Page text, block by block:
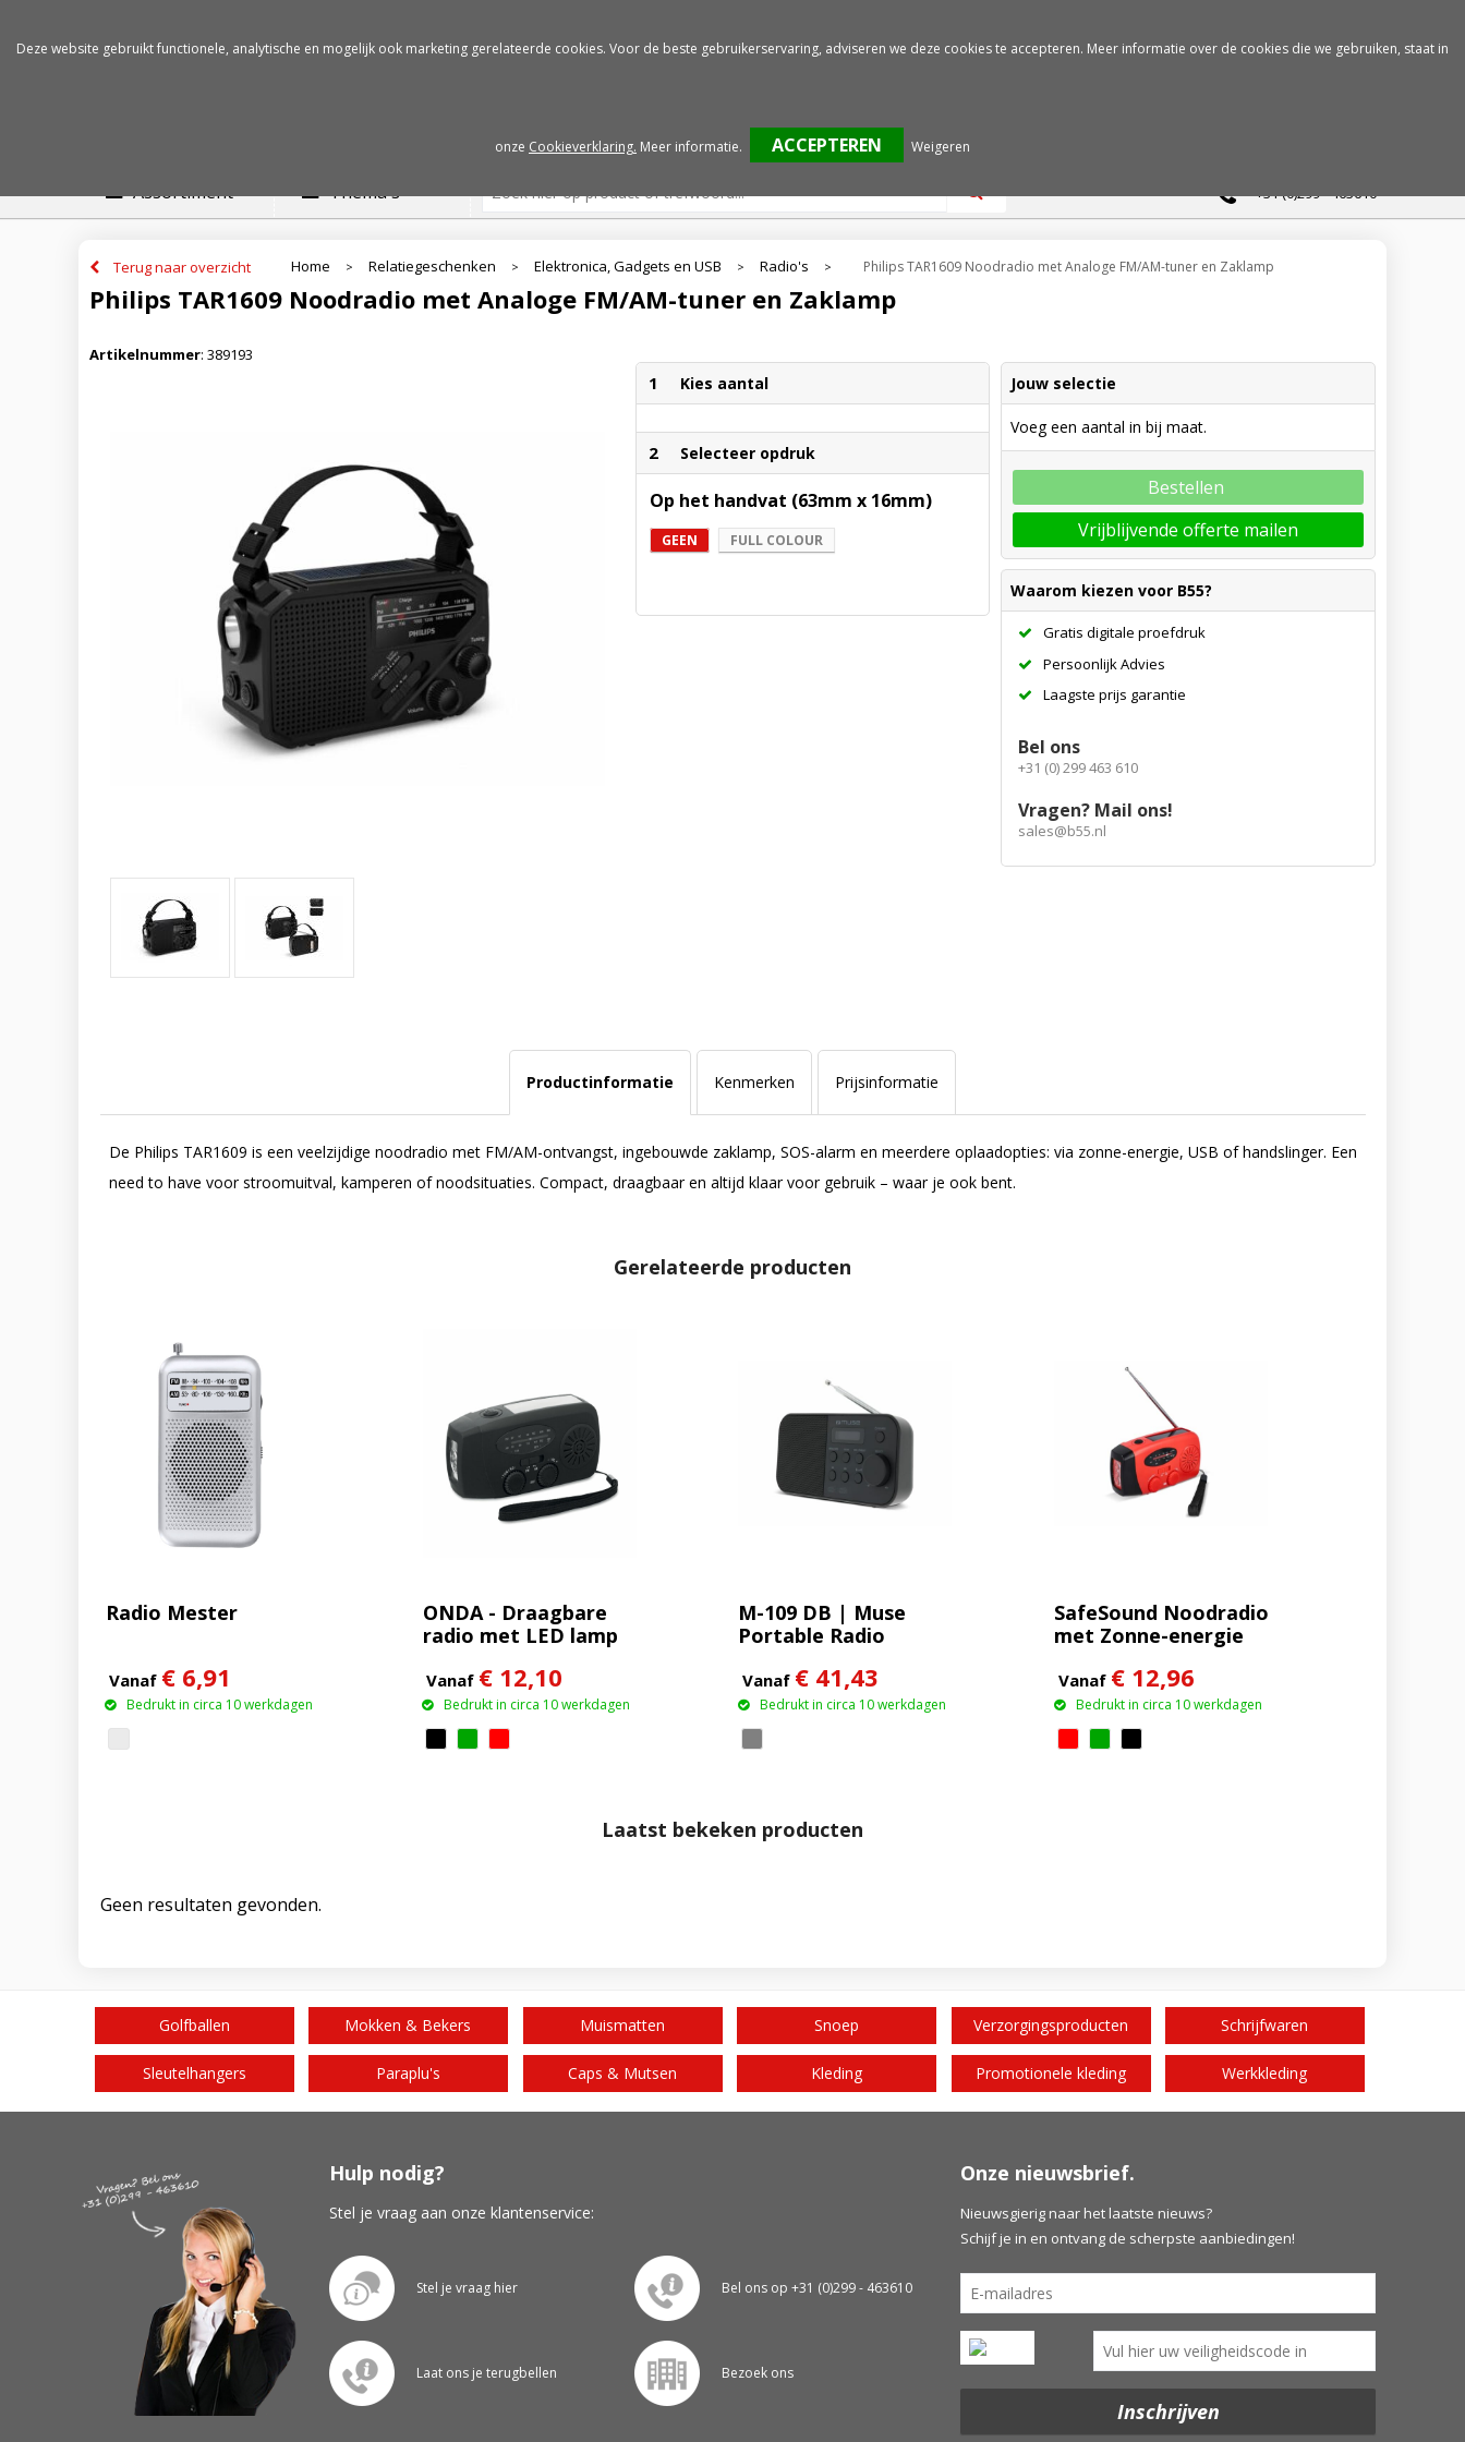
Assortiment Thema's +31 (0)299 - 463610
Terug naar overzicht Home > Relatiegeschenken > Elektronica, Gadgets en USB > Radio's > Philips TAR1609 Noodradio met Analoge FM/AM-tuner en Zaklamp
Philips TAR1609 Noodradio met Analoge FM/AM-tuner en Zaklamp
Artikelnummer: 389193
1 Kies aantal
2 Selecteer opdruk
Op het handvat (63mm x 16mm)
GEEN FULL COLOUR
Jouw selectie
Voeg een aantal in bij maat.
Bestellen
Vrijblijvende offerte mailen
Waarom kiezen voor B55?
Gratis digitale proefdruk
Persoonlijk Advies
Laagste prijs garantie
Bel ons
+31 (0) 299 463 610
Vragen? Mail ons!
sales@b55.nl
Productinformatie Kenmerken Prijsinformatie
De Philips TAR1609 is een veelzijdige noodradio met FM/AM-ontvangst, ingebouwde zaklamp, SOS-alarm en meerdere oplaadopties: via zonne-energie, USB of handslinger. Een
need to have voor stroomuitval, kamperen of noodsituaties. Compact, draagbaar en altijd klaar voor gebruik – waar je ook bent.
Gerelateerde producten
Radio Mester
Vanaf € 6,91
Bedrukt in circa 10 werkdagen
ONDA - Draagbare
radio met LED lamp
Vanaf € 12,10
Bedrukt in circa 10 werkdagen
M-109 DB | Muse
Portable Radio
Vanaf € 41,43
Bedrukt in circa 10 werkdagen
SafeSound Noodradio
met Zonne-energie
Vanaf € 12,96
Bedrukt in circa 10 werkdagen
Laatst bekeken producten
Geen resultaten gevonden.
Golfballen Mokken & Bekers Muismatten Snoep Verzorgingsproducten Schrijfwaren
Sleutelhangers Paraplu's Caps & Mutsen Kleding Promotionele kleding Werkkleding
Hulp nodig?
Stel je vraag aan onze klantenservice:
Stel je vraag hier Bel ons op +31 (0)299 - 463610
Laat ons je terugbellen Bezoek ons
Onze nieuwsbrief.
Nieuwsgierig naar het laatste nieuws?
Schijf je in en ontvang de scherpste aanbiedingen!
Deze website gebruikt functionele, analytische en mogelijk ook marketing gerelateerde cookies. Voor de beste gebruikerservaring, adviseren we deze cookies te accepteren. Meer informatie over de cookies die we gebruiken, staat in
onze Cookieverklaring. Meer informatie. Weigeren